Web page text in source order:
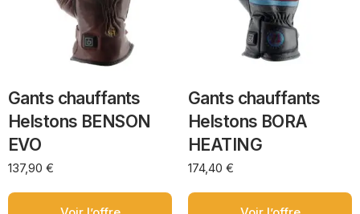
Gants chauffants
Helstons BENSON
EVO
137,90 €
Gants chauffants
Helstons BORA
HEATING
174,40 €